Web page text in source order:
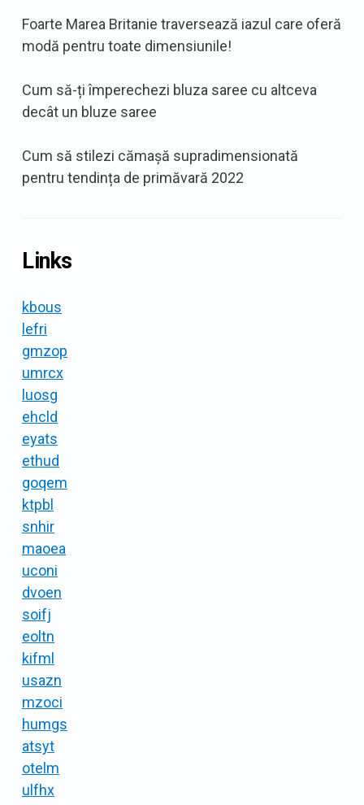
Foarte Marea Britanie traversează iazul care oferă
modă pentru toate dimensiunile!
Cum să-ți împerechezi bluza saree cu altceva
decât un bluze saree
Cum să stilezi cămașă supradimensionată
pentru tendința de primăvară 2022
Links
kbous
lefri
gmzop
umrcx
luosg
ehcld
eyats
ethud
goqem
ktpbl
snhir
maoea
uconi
dvoen
soifj
eoltn
kifml
usazn
mzoci
humgs
atsyt
otelm
ulfhx